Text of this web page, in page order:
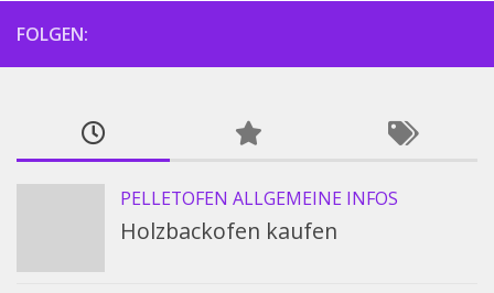
FOLGEN:
PELLETOFEN ALLGEMEINE INFOS
Holzbackofen kaufen